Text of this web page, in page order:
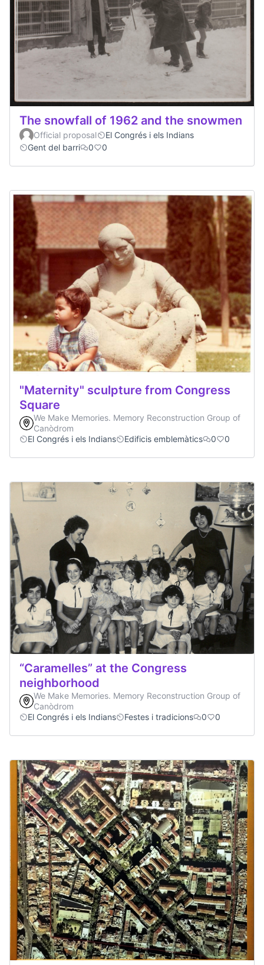
The snowfall of 1962 and the snowmen
Official proposal
El Congrés i els Indians
Gent del barri
0 0
"Maternity" sculpture from Congress
Square
We Make Memories. Memory Reconstruction Group of
Canòdrom
El Congrés i els Indians
Edificis emblemàtics 0 0
“Caramelles” at the Congress
neighborhood
We Make Memories. Memory Reconstruction Group of
Canòdrom
El Congrés i els Indians
Festes i tradicions 0 0